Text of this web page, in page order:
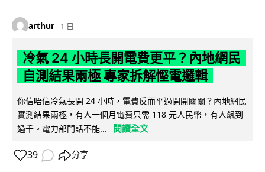
arthur 1 日
冷氣 24 小時長開電費更平？內地網民
自測結果兩極 專家拆解慳電邏輯
你信唔信冷氣長開 24 小時，電費反而平過開開關關？內地網民
實測結果兩極，有人一個月電費只需 118 元人民幣，有人飆到
過千。電力部門話不能...
閱讀全文
39 分享